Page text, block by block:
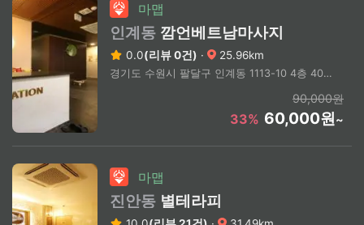
마맵
인계동 깜언베트남마사지
0.0(리뷰 0건) · 25.96km
경기도 수원시 팔달구 인계동 1113-10 4층 402호
90,000원
33% 60,000원~
마맵
진안동 별테라피